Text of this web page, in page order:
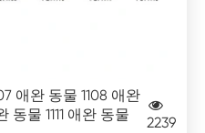
애완 동물 1108 애완
동물 1111 애완 동물
2239